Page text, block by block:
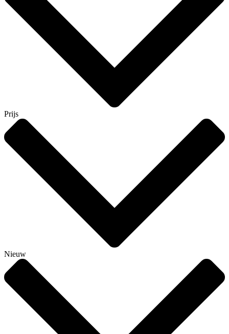
Prijs
Nieuw